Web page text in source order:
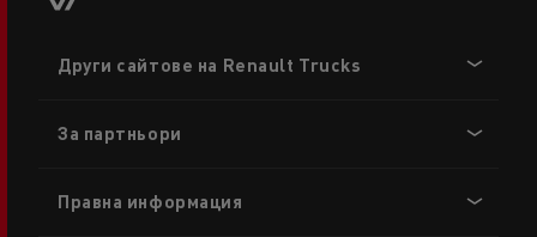
menu
Други сайтове на Renault Trucks
За партньори
Правна информация